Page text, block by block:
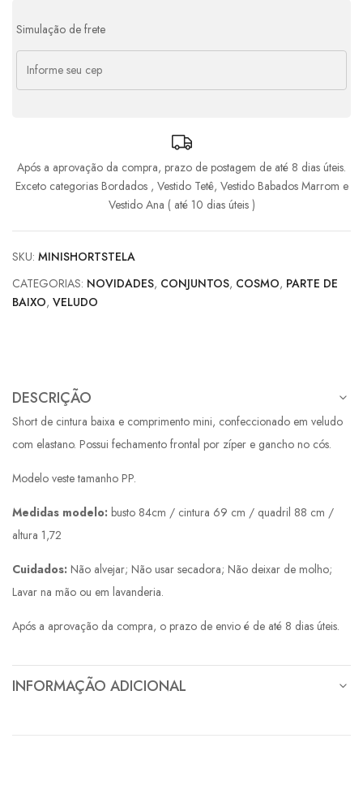
Simulação de frete
Após a aprovação da compra, prazo de postagem de até 8 dias úteis.
Exceto categorias Bordados , Vestido Tetê, Vestido Babados Marrom e
Vestido Ana ( até 10 dias úteis )
SKU: MINISHORTSTELA
CATEGORIAS: NOVIDADES, CONJUNTOS, COSMO, PARTE DE
BAIXO, VELUDO
DESCRIÇÃO
Short de cintura baixa e comprimento mini, confeccionado em veludo
com elastano. Possui fechamento frontal por zíper e gancho no cós.
Modelo veste tamanho PP.
Medidas modelo: busto 84cm / cintura 69 cm / quadril 88 cm /
altura 1,72
Cuidados: Não alvejar; Não usar secadora; Não deixar de molho;
Lavar na mão ou em lavanderia.
Após a aprovação da compra, o prazo de envio é de até 8 dias úteis.
INFORMAÇÃO ADICIONAL